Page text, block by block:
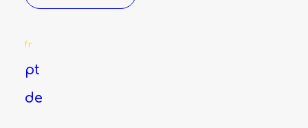
fr
pt
de
nous communiquons sur l'entreprise lors d’un
l’autorisation des candidats sélectionnés.